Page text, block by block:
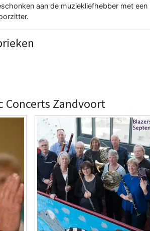
aan de muziekliefhebber met
Concerts Zandvoort